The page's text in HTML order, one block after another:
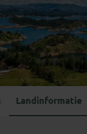
Landinformatie